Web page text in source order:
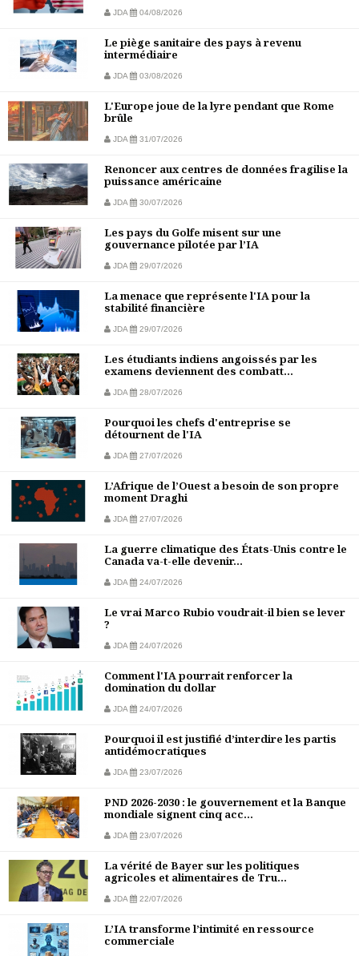
JDA 04/08/2026
Le piège sanitaire des pays à revenu
intermédiaire
JDA 03/08/2026
L'Europe joue de la lyre pendant que Rome
brûle
JDA 31/07/2026
Renoncer aux centres de données fragilise la
puissance américaine
JDA 30/07/2026
Les pays du Golfe misent sur une
gouvernance pilotée par l’IA
JDA 29/07/2026
La menace que représente l'IA pour la
stabilité financière
JDA 29/07/2026
Les étudiants indiens angoissés par les
examens deviennent des combatt...
JDA 28/07/2026
Pourquoi les chefs d'entreprise se
détournent de l'IA
JDA 27/07/2026
L’Afrique de l’Ouest a besoin de son propre
moment Draghi
JDA 27/07/2026
La guerre climatique des États-Unis contre le
Canada va-t-elle devenir...
JDA 24/07/2026
Le vrai Marco Rubio voudrait-il bien se lever
?
JDA 24/07/2026
Comment l'IA pourrait renforcer la
domination du dollar
JDA 24/07/2026
Pourquoi il est justifié d’interdire les partis
antidémocratiques
JDA 23/07/2026
PND 2026-2030 : le gouvernement et la Banque
mondiale signent cinq acc...
JDA 23/07/2026
La vérité de Bayer sur les politiques
agricoles et alimentaires de Tru...
JDA 22/07/2026
L’IA transforme l’intimité en ressource
commerciale